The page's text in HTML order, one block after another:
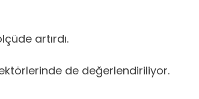
artırdı.
de değerlendiriliyor.